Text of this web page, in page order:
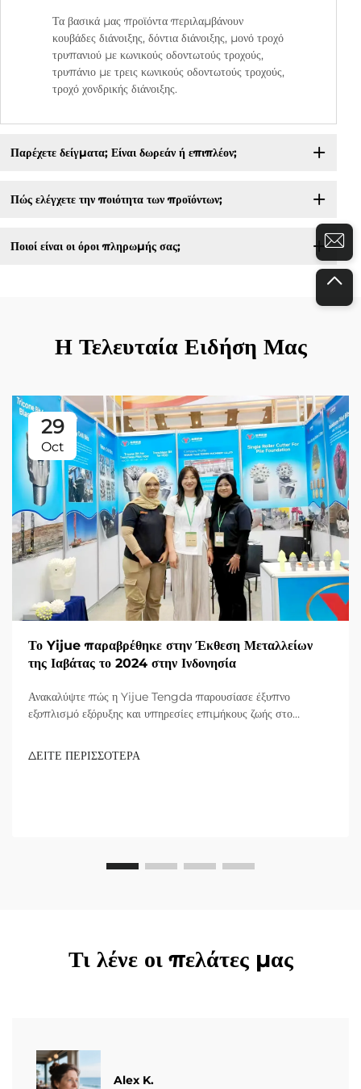
Τα βασικά μας προϊόντα περιλαμβάνουν
κουβάδες διάνοιξης, δόντια διάνοιξης, μονό τροχό
τρυπανιού με κωνικούς οδοντωτούς τροχούς,
τρυπάνιο με τρεις κωνικούς οδοντωτούς τροχούς,
τροχό χονδρικής διάνοιξης.
Παρέχετε δείγματα; Είναι δωρεάν ή επιπλέον;
Πώς ελέγχετε την ποιότητα των προϊόντων;
Ποιοί είναι οι όροι πληρωμής σας;
Η Τελευταία Ειδήση Μας
29
Oct
Το Yijue παραβρέθηκε στην Έκθεση Μεταλλείων
της Ιαβάτας το 2024 στην Ινδονησία
Ανακαλύψτε πώς η Yijue Tengda παρουσίασε έξυπνο
εξοπλισμό εξόρυξης και υπηρεσίες επιμήκους ζωής στο
περισσότερα τώρα.
ΔΕΙΤΕ ΠΕΡΙΣΣΟΤΕΡΑ
Τι λένε οι πελάτες μας
Alex K.